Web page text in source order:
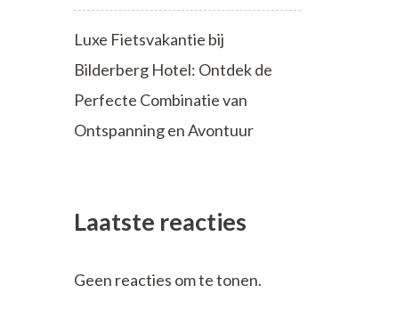
Luxe Fietsvakantie bij
Bilderberg Hotel: Ontdek de
Perfecte Combinatie van
Ontspanning en Avontuur
Laatste reacties
Geen reacties om te tonen.